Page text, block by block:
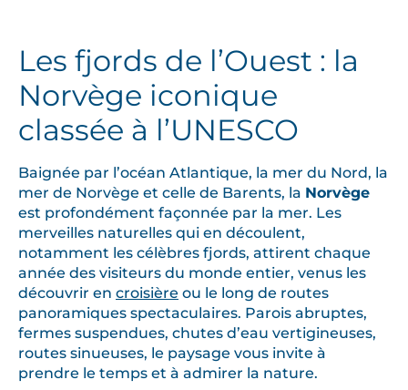
Les fjords de l’Ouest : la
Norvège iconique
classée à l’UNESCO
Baignée par l’océan Atlantique, la mer du Nord, la
mer de Norvège et celle de Barents, la Norvège
est profondément façonnée par la mer. Les
merveilles naturelles qui en découlent,
notamment les célèbres fjords, attirent chaque
année des visiteurs du monde entier, venus les
découvrir en croisière ou le long de routes
panoramiques spectaculaires. Parois abruptes,
fermes suspendues, chutes d’eau vertigineuses,
routes sinueuses, le paysage vous invite à
prendre le temps et à admirer la nature.